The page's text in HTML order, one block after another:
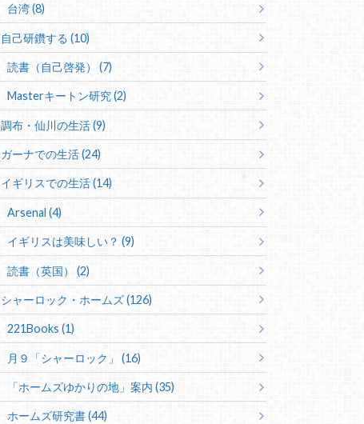
台湾 (8)
自己研鑽する (10)
読書（自己啓発） (7)
Masterキートン研究 (2)
調布・仙川の生活 (9)
ガーナでの生活 (24)
イギリスでの生活 (14)
Arsenal (4)
イギリスは美味しい？ (9)
読書（英国） (2)
シャーロック・ホームズ (126)
221Books (1)
月９「シャーロック」 (16)
「ホームズゆかりの地」案内 (35)
ホームズ研究書 (44)